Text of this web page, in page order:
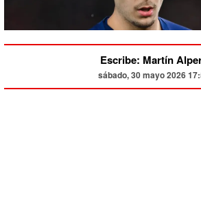
Escribe: Martín
sábado, 30 mayo 2026